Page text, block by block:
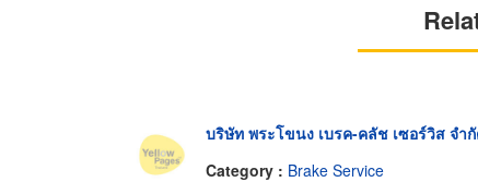
บริษัท พระโขนง เบรค-คลัช เซอร์วิส จำ
Category : Brake Service